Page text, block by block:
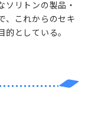
ソリトンの製品・
、これからのセキ
としている。